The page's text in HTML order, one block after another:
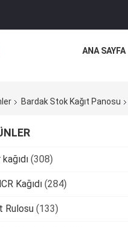
ANA SAYFA
Bardak Stok Kağıt Panosu
(308)
Kağıdı (284)
Rulosu (133)